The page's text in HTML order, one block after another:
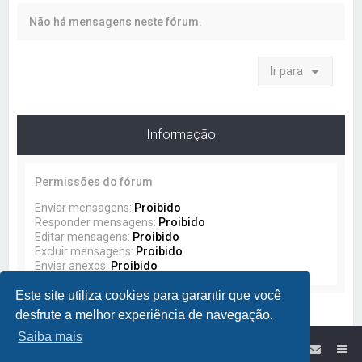
Este site utiliza cookies para garantir que você
desfrute a melhor experiência de navegação.
Saiba mais
Não há mensagens neste fórum.
Ir para
Informação
Permissões do fórum
Enviar mensagens: Proibido
Responder mensagens: Proibido
Editar mensagens: Proibido
Excluir mensagens: Proibido
Enviar anexos: Proibido